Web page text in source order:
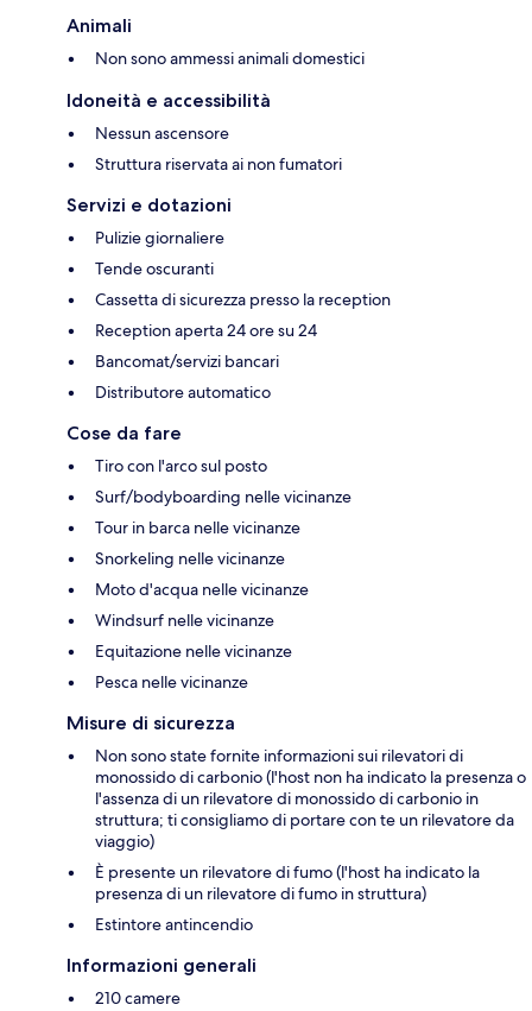
Animali
Non sono ammessi animali domestici
Idoneità e accessibilità
Nessun ascensore
Struttura riservata ai non fumatori
Servizi e dotazioni
Pulizie giornaliere
Tende oscuranti
Cassetta di sicurezza presso la reception
Reception aperta 24 ore su 24
Bancomat/servizi bancari
Distributore automatico
Cose da fare
Tiro con l'arco sul posto
Surf/bodyboarding nelle vicinanze
Tour in barca nelle vicinanze
Snorkeling nelle vicinanze
Moto d'acqua nelle vicinanze
Windsurf nelle vicinanze
Equitazione nelle vicinanze
Pesca nelle vicinanze
Misure di sicurezza
Non sono state fornite informazioni sui rilevatori di
monossido di carbonio (l'host non ha indicato la presenza o
l'assenza di un rilevatore di monossido di carbonio in
struttura; ti consigliamo di portare con te un rilevatore da
viaggio)
È presente un rilevatore di fumo (l'host ha indicato la
presenza di un rilevatore di fumo in struttura)
Estintore antincendio
Informazioni generali
210 camere